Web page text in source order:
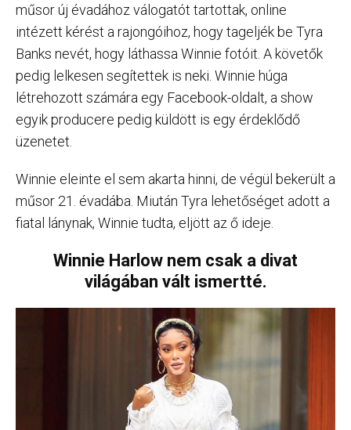
műsor új évadához válogatót tartottak, online
intézett kérést a rajongóihoz, hogy tageljék be Tyra
Banks nevét, hogy láthassa Winnie fotóit. A követők
pedig lelkesen segítettek is neki. Winnie húga
létrehozott számára egy Facebook-oldalt, a show
egyik producere pedig küldött is egy érdeklődő
üzenetet.
Winnie eleinte el sem akarta hinni, de végül bekerült a
műsor 21. évadába. Miután Tyra lehetőséget adott a
fiatal lánynak, Winnie tudta, eljött az ő ideje.
Winnie Harlow nem csak a divat
világában vált ismertté.